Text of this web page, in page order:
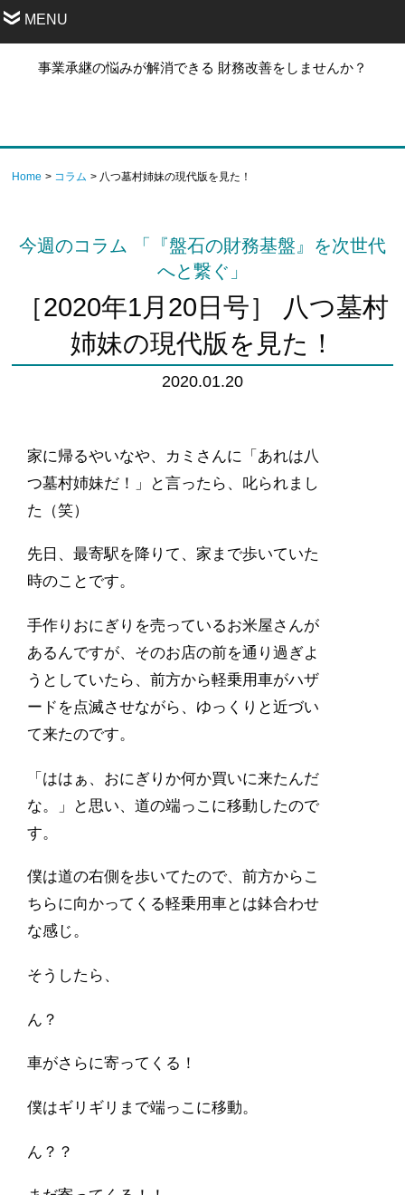
MENU
事業承継の悩みが解消できる 財務改善をしませんか？
Home コラム 八つ墓村姉妹の現代版を見た！
今週のコラム 「『盤石の財務基盤』を次世代
へと繋ぐ」
［2020年1月20日号］ 八つ墓村
姉妹の現代版を見た！
2020.01.20
家に帰るやいなや、カミさんに「あれは八
つ墓村姉妹だ！」と言ったら、叱られまし
た（笑）
先日、最寄駅を降りて、家まで歩いていた
時のことです。
手作りおにぎりを売っているお米屋さんが
あるんですが、そのお店の前を通り過ぎよ
うとしていたら、前方から軽乗用車がハザ
ードを点滅させながら、ゆっくりと近づい
て来たのです。
「ははぁ、おにぎりか何か買いに来たんだ
な。」と思い、道の端っこに移動したので
す。
僕は道の右側を歩いてたので、前方からこ
ちらに向かってくる軽乗用車とは鉢合わせ
な感じ。
そうしたら、
ん？
車がさらに寄ってくる！
僕はギリギリまで端っこに移動。
ん？？